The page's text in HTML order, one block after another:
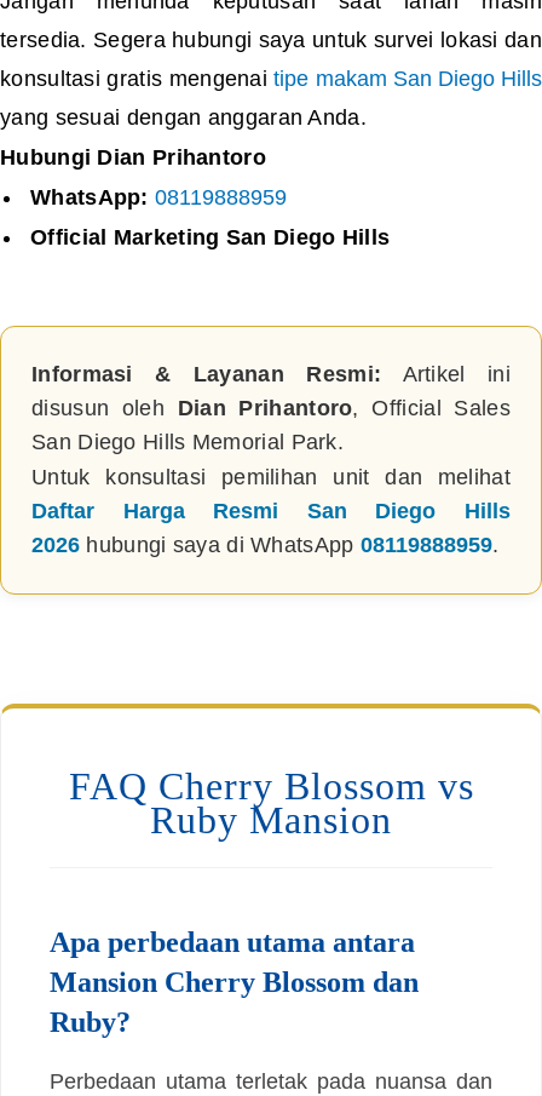
tersedia. Segera hubungi saya untuk survei lokasi dan
konsultasi gratis mengenaitipe makam San Diego Hills
yang sesuai dengan anggaran Anda.
Hubungi Dian Prihantoro
WhatsApp: 08119888959
Official Marketing San Diego Hills
Informasi & Layanan Resmi: Artikel ini
disusun oleh Dian Prihantoro, Official Sales
San Diego Hills Memorial Park.
Untuk konsultasi pemilihan unit dan melihat
Daftar Harga Resmi San Diego Hills
2026 hubungi saya di WhatsApp 08119888959.
FAQ Cherry Blossom vs
Ruby Mansion
Apa perbedaan utama antara
Mansion Cherry Blossom dan
Ruby?
Perbedaan utama terletak pada nuansa dan